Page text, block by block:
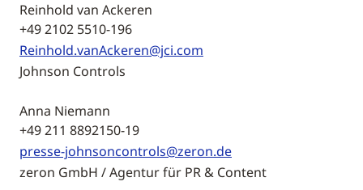
Reinhold van Ackeren
+49 2102 5510-196
Reinhold.vanAckeren@jci.com
Johnson Controls
Anna Niemann
+49 211 8892150-19
presse-johnsoncontrols@zeron.de
zeron GmbH / Agentur für PR & Content